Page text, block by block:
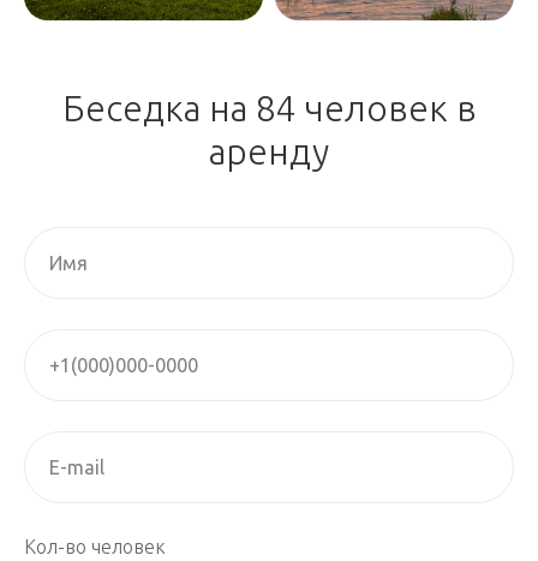
Беседка на 84 человек в
аренду
Кол-во человек